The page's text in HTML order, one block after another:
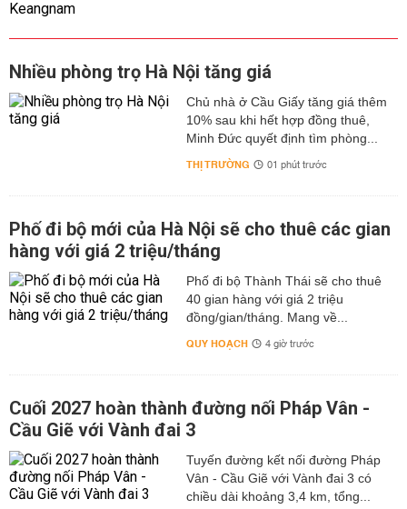
Nhiều phòng trọ Hà Nội tăng giá
Chủ nhà ở Cầu Giấy tăng giá thêm
10% sau khi hết hợp đồng thuê,
Minh Đức quyết định tìm phòng...
THỊ TRƯỜNG 01 phút trước
Phố đi bộ mới của Hà Nội sẽ cho thuê các gian
hàng với giá 2 triệu/tháng
Phố đi bộ Thành Thái sẽ cho thuê
40 gian hàng với giá 2 triệu
đồng/gian/tháng. Mang về...
QUY HOẠCH 4 giờ trước
Cuối 2027 hoàn thành đường nối Pháp Vân -
Cầu Giẽ với Vành đai 3
Tuyến đường kết nối đường Pháp
Vân - Cầu Giẽ với Vành đai 3 có
chiều dài khoảng 3,4 km, tổng...